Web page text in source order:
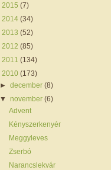
2015 (7)
2014 (34)
2013 (52)
2012 (85)
2011 (134)
2010 (173)
►december(8)
▼november(6)
Advent
Kényszerkenyér
Meggyleves
Zserbó
Narancslekvár